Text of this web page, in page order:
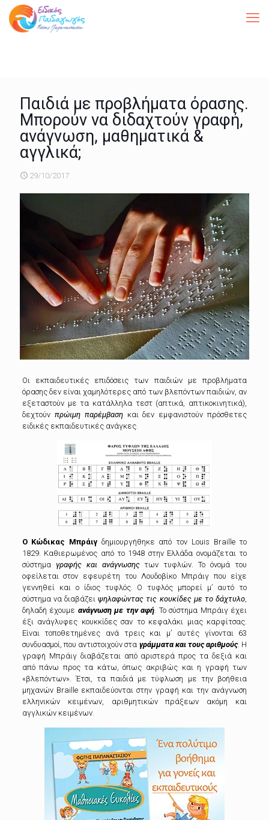
Παιδιά με προβλήματα όρασης.
Μπορούν να διδαχτούν γραφή,
ανάγνωση, μαθηματικά &
αγγλικά;
29/10/2017
Οι εκπαιδευτικές επιδόσεις των παιδιών με προβλήματα
όρασης δεν είναι χαμηλότερες από των βλεπόντων παιδιών, αν
εξεταστούν με τα κατάλληλα τεστ (απτικά, απτικοκινητικά),
δεχτούν πρώιμη παρέμβασηκαι δεν εμφανιστούν πρόσθετες
ειδικές εκπαιδευτικές ανάγκες.
OΚώδικας Μπράιγ δημιουργήθηκε από τον Louis Braille το
1829. Καθιερωμένος από το 1948 στην Ελλάδα ονομάζεται το
σύστημα γραφής και ανάγνωσηςτων τυφλών. Το όνομά του
οφείλεται στον εφευρέτη του Λουδοβίκο Μπράιγ που είχε
γεννηθεί και ο ίδιος τυφλός. Ο τυφλός μπορεί μ’ αυτό το
σύστημα να διαβάζειψηλαφώντας τις κουκίδες με το δάχτυλο
δηλαδή έχουμε ανάγνωση με την αφή . Το σύστημα Μπράιγ έχει
έξι ανάγλυφες κουκκίδες σαν το κεφαλάκι μιας καρφίτσας.
Είναι τοποθετημένες ανά τρεις και μ’ αυτές γίνονται 63
συνδυασμοί, που αντιστοιχούν στα γράμματα και τους αριθμούς. Η
γραφή Μπράιγ διαβάζεται από αριστερά προς τα δεξιά και
από πάνω προς τα κάτω, όπως ακριβώς και η γραφή των
«βλεπόντων». Έτσι, τα παιδιά με τύφλωση με την βοήθεια
μηχανών Braille εκπαιδεύονται στην γραφή και την ανάγνωση
ελληνικών κειμένων, αριθμητικών πράξεων ακόμη και
αγγλικών κειμένων.